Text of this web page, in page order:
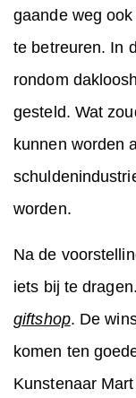
gaande weg
te betreuren. In
rondom
gesteld. Wat
kunnen worden
worden.
Na de
iets bij te
giftshop. De
komen ten
Kunstenaar